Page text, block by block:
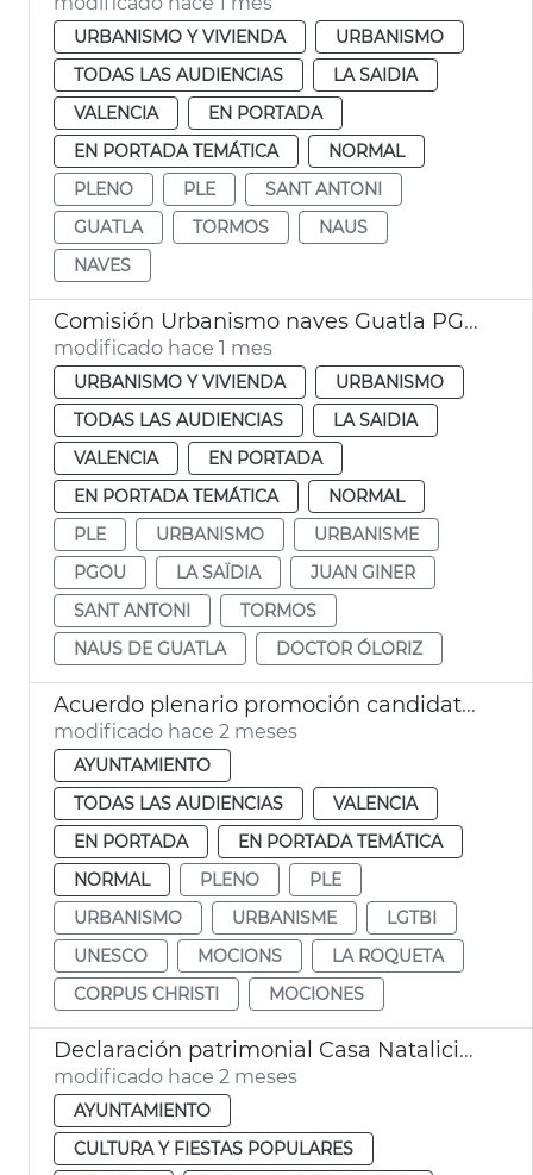
URBANISMO Y VIVIENDA
URBANISMO
TODAS LAS AUDIENCIAS
LA SAIDIA
VALENCIA
EN PORTADA
EN PORTADA TEMÁTICA
NORMAL
PLENO
PLE
SANT ANTONI
GUATLA
TORMOS
NAUS
NAVES
Comisión Urbanismo naves Guatla PGOU
modificado hace 1 mes
URBANISMO Y VIVIENDA
URBANISMO
TODAS LAS AUDIENCIAS
LA SAIDIA
VALENCIA
EN PORTADA
EN PORTADA TEMÁTICA
NORMAL
PLE
URBANISMO
URBANISME
PGOU
LA SAÏDIA
JUAN GINER
SANT ANTONI
TORMOS
NAUS DE GUATLA
DOCTOR ÓLORIZ
Acuerdo plenario promoción candidatura Corpus Patrimonio Cultural Unesco
modificado hace 2 meses
AYUNTAMIENTO
TODAS LAS AUDIENCIAS
VALENCIA
EN PORTADA
EN PORTADA TEMÁTICA
NORMAL
PLENO
PLE
URBANISMO
URBANISME
LGTBI
UNESCO
MOCIONS
LA ROQUETA
CORPUS CHRISTI
MOCIONES
Declaración patrimonial Casa Natalicia San Vicente Ferrer y Teatro Olympia València
modificado hace 2 meses
AYUNTAMIENTO
CULTURA Y FIESTAS POPULARES